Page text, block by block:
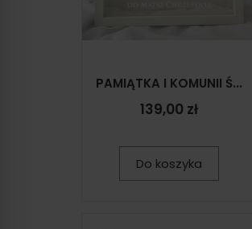
PAMIĄTKA I KOMUNII Ś...
139,00 zł
Do koszyka